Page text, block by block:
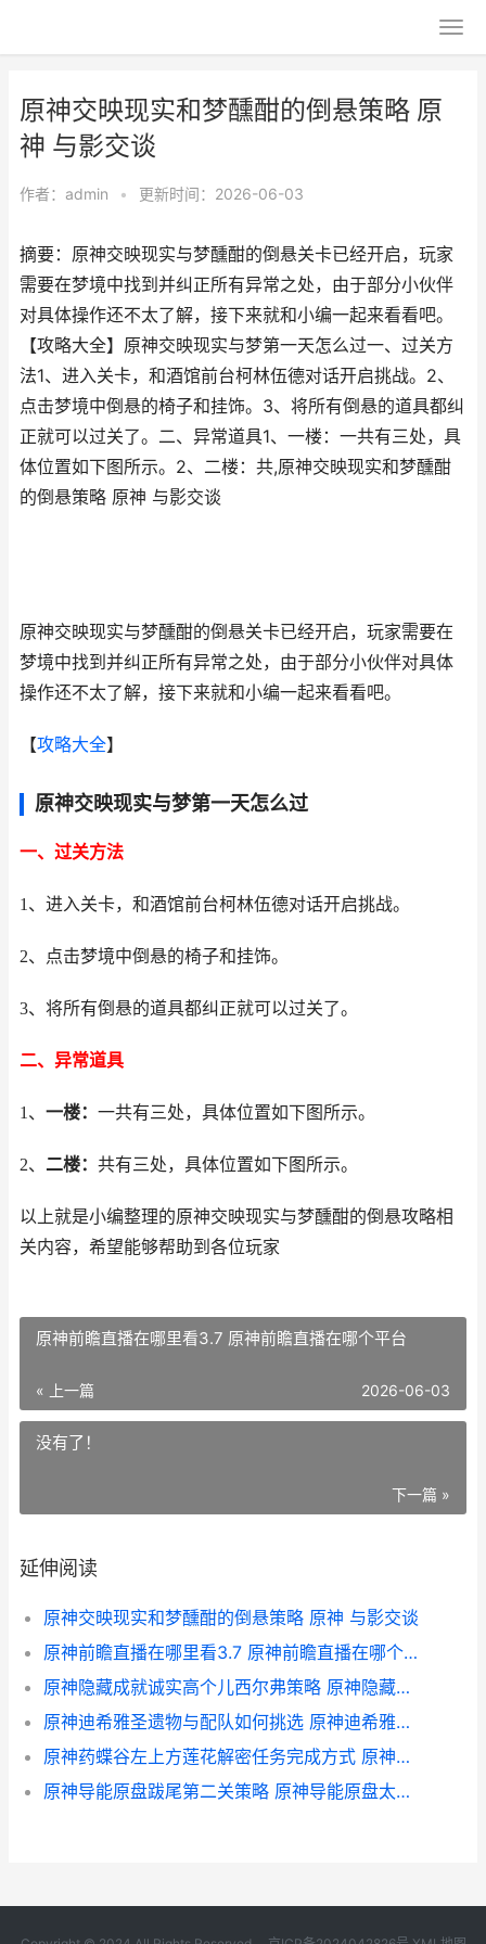
原神交映现实和梦醺酣的倒悬策略 原
神 与影交谈
作者： admin • 更新时间：2026-06-03
摘要：原神交映现实与梦醺酣的倒悬关卡已经开启，玩家
需要在梦境中找到并纠正所有异常之处，由于部分小伙伴
对具体操作还不太了解，接下来就和小编一起来看看吧。
【攻略大全】原神交映现实与梦第一天怎么过一、过关方
法1、进入关卡，和酒馆前台柯林伍德对话开启挑战。2、
点击梦境中倒悬的椅子和挂饰。3、将所有倒悬的道具都纠
正就可以过关了。二、异常道具1、一楼：一共有三处，具
体位置如下图所示。2、二楼：共,原神交映现实和梦醺酣
的倒悬策略 原神 与影交谈
原神交映现实与梦醺酣的倒悬关卡已经开启，玩家需要在
梦境中找到并纠正所有异常之处，由于部分小伙伴对具体
操作还不太了解，接下来就和小编一起来看看吧。
【攻略大全】
原神交映现实与梦第一天怎么过
一、过关方法
1、进入关卡，和酒馆前台柯林伍德对话开启挑战。
2、点击梦境中倒悬的椅子和挂饰。
3、将所有倒悬的道具都纠正就可以过关了。
二、异常道具
1、 一楼： 一共有三处，具体位置如下图所示。
2、 二楼： 共有三处，具体位置如下图所示。
以上就是小编整理的原神交映现实与梦醺酣的倒悬攻略相
关内容，希望能够帮助到各位玩家
原神前瞻直播在哪里看3.7 原神前瞻直播在哪个平台
« 上一篇 2026-06-03
没有了！
下一篇 »
延伸阅读
原神交映现实和梦醺酣的倒悬策略 原神 与影交谈
原神前瞻直播在哪里看3.7 原神前瞻直播在哪个平台
原神隐藏成就诚实高个儿西尔弗策略 原神隐藏成就诚信怎么打
原神迪希雅圣遗物与配队如何挑选 原神迪希雅圣遗物推荐大全攻略
原神药蝶谷左上方莲花解密任务完成方式 原神药庐在哪
原神导能原盘跋尾第二关策略 原神导能原盘太难了